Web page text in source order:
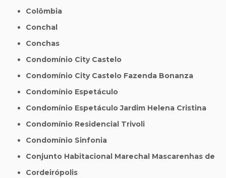
Colômbia
Conchal
Conchas
Condomínio City Castelo
Condomínio City Castelo Fazenda Bonanza
Condomínio Espetáculo
Condomínio Espetáculo Jardim Helena Cristina
Condomínio Residencial Trivoli
Condomínio Sinfonia
Conjunto Habitacional Marechal Mascarenhas de
Cordeirópolis